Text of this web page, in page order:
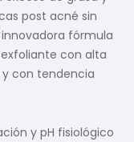
post acné sin
fórmula
con alta
y con tendencia
y pH fisiológico